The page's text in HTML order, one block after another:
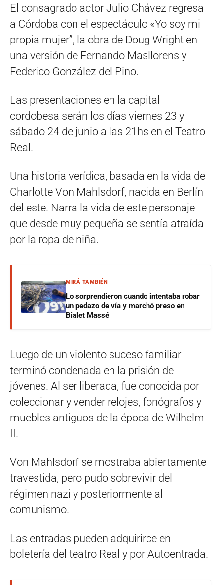
El consagrado actor Julio Chávez regresa
a Córdoba con el espectáculo «Yo soy mi
propia mujer”, la obra de Doug Wright en
una versión de Fernando Masllorens y
Federico González del Pino.
Las presentaciones en la capital
cordobesa serán los días viernes 23 y
sábado 24 de junio a las 21hs en el Teatro
Real.
Una historia verídica, basada en la vida de
Charlotte Von Mahlsdorf, nacida en Berlín
del este. Narra la vida de este personaje
que desde muy pequeña se sentía atraída
por la ropa de niña.
MIRÁ TAMBIÉN
Lo sorprendieron cuando intentaba robar
un pedazo de vía y marchó preso en
Bialet Massé
Luego de un violento suceso familiar
terminó condenada en la prisión de
jóvenes. Al ser liberada, fue conocida por
coleccionar y vender relojes, fonógrafos y
muebles antiguos de la época de Wilhelm
II.
Von Mahlsdorf se mostraba abiertamente
travestida, pero pudo sobrevivir del
régimen nazi y posteriormente al
comunismo.
Las entradas pueden adquirirce en
boletería del teatro Real y por Autoentrada.